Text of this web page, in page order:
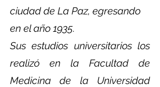
ciudad de La Paz, egresando
en el año 1935.
Sus estudios universitarios los
realizó en la Facultad de
Medicina de la Universidad